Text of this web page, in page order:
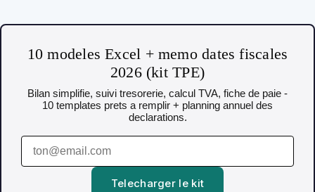
10 modeles Excel + memo dates fiscales
2026 (kit TPE)
Bilan simplifie, suivi tresorerie, calcul TVA, fiche de paie -
10 templates prets a remplir + planning annuel des
declarations.
Telecharger le kit